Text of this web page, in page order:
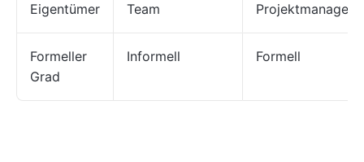
Eigentümer Team Projektmanager/
Formeller
Grad
Informell Formell